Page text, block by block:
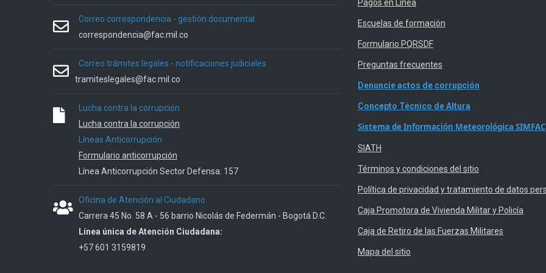
Correo correspondencia - gestión documental
correspondencia@fac.mil.co
Correo trámites legales - notificaciones judiciales
tramiteslegales@fac.mil.co
Lucha contra la corrupción
Lucha contra la corrupción
Líneas Anticorrupción
Formulario anticorrupción
Línea Anticorrupción Sector Defensa: 157
Oficina de Atención al Ciudadano
Carrera 45 No. 58 A - 56 barrio Nicolás de Federmán - Bogotá D.C.
Línea única de Atención Ciudadana:
+57 601 3159819
Pagos en Línea
Escuelas de formación
Formulario PQRSDF
Preguntas frecuentes
Denuncie actos de corrupción
Concepto Técnico de Altura
Sistema de Información Meteorológica SIMFAC
SIATH
Términos y condiciones del sitio
Política de privacidad y tratamiento de datos
Caja Promotora de Vivienda Militar y Policía
Caja de Retiro de las Fuerzas Militares
Mapa del sitio